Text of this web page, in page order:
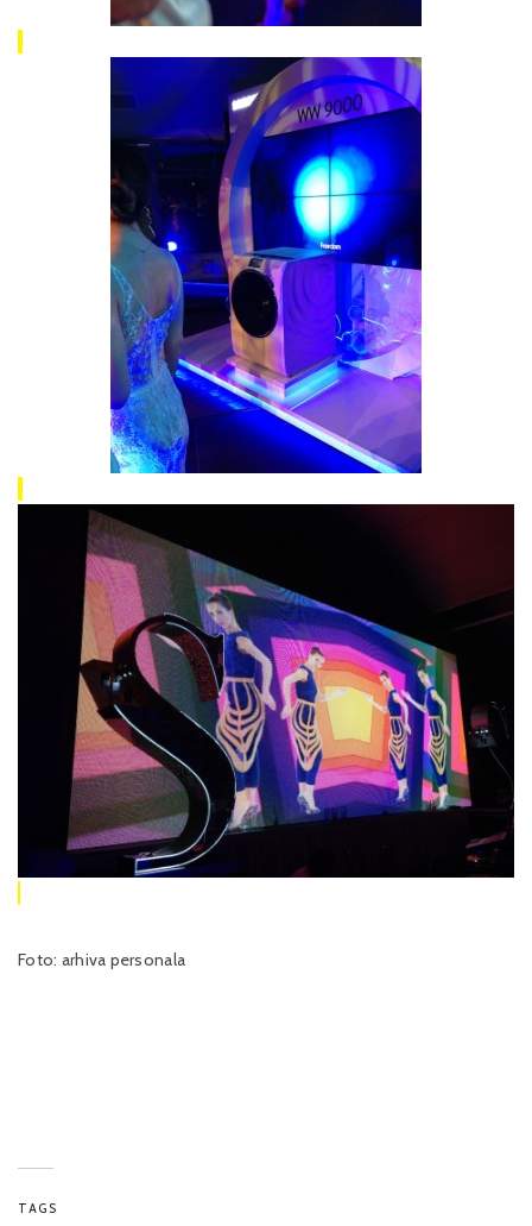
Foto: arhiva personala
TAGS